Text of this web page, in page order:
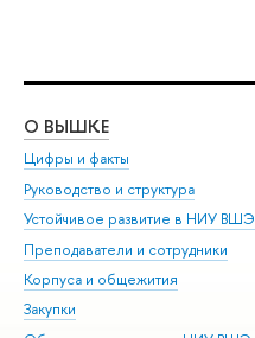
О ВЫШКЕ
Цифры и факты
Руководство и структура
Устойчивое развитие в НИУ ВШЭ
Преподаватели и сотрудники
Корпуса и общежития
Закупки